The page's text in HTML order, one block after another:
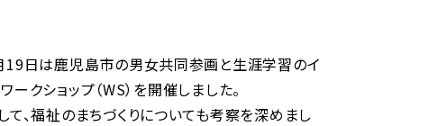
19日は鹿児島市の男女共同参画と生涯学習のイ
クショップ（WS）を開催しました。
、福祉のまちづくりについても考察を深めまし